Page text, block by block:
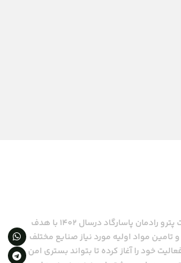
شرکت پترو رادمان پاسارگاد درسال ۱۴۰۲ با هدف
و تامین مواد اولیه مورد نیاز صنایع مختلف
خود را آغاز کرده تا بتواند بستری امن